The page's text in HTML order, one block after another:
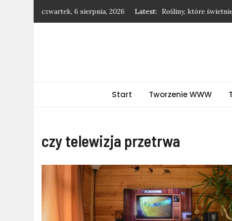
czwartek, 6 sierpnia, 2026 Latest: Rośliny, które
Dodatki, które
Jak stylowo nosić
Dlaczego warto
forceweb.pl
Start Tworzenie WWW
czy telewizja przetrwa